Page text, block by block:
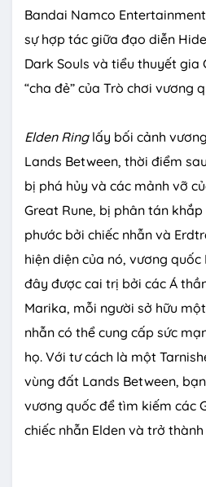
Bandai Namco
sự hợp tác giữa đạo diễn
Dark Souls và tiểu thuyết gia
“cha đẻ” của Trò chơi vương
Elden Ring lấy bối cảnh
Lands Between, thời điểm
bị phá hủy và các mảnh vỡ
Great Rune, bị phân tán
phước bởi chiếc nhẫn và
hiện diện của nó, vương
đây được cai trị bởi các Á
Marika, mỗi người sở hữu
nhẫn có thể cung cấp sức
họ. Với tư cách là một
vùng đất Lands Between,
vương quốc để tìm kiếm các
chiếc nhẫn Elden và trở